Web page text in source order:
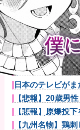
某バラエティに
んな好感度...
茨城県、群馬県
へ！ 知事「...
本物のスパイ、
方」を演じて潜...
カープ〝屈辱〟横
失点快投...
【ウマ娘】スティ
行きたい他
【動画】声優芸
女ｗｗｗｗｗ...
日本のテレビが
ｗｗｗ他
【悲報】20歳男
故で手足切...
【悲報】原爆投
SNSで拡散さ...
【九州名物】鶏